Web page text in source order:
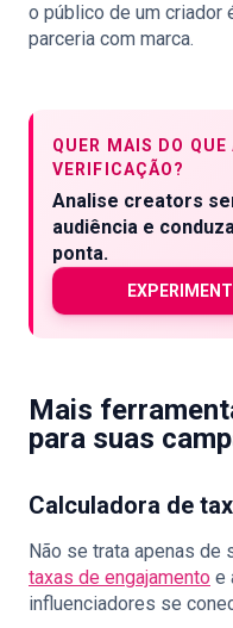
o público de um criador
parceria com marca.
QUER MAIS DO
VERIFICAÇÃO?
Analise creators
audiência e
ponta.
Mais
para suas
Calculadora de
Não se trata apenas
taxas de engajamento e
influenciadores se